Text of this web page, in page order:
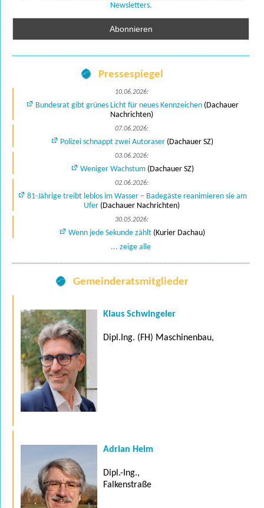
Newsletters.
Pressespiegel
10.06.2026:
Bundesrat gibt grünes Licht für neues Kennzeichen(Dachauer
Nachrichten)
07.06.2026:
Polizei schnappt zwei Autoraser (Dachauer SZ)
03.06.2026:
Weniger Wachstum(Dachauer SZ)
02.06.2026:
81-Jährige treibt leblos im Wasser – Badegäste reanimieren sie am
Ufer(Dachauer Nachrichten)
30.05.2026:
Wenn jede Sekunde zählt (Kurier Dachau)
... zeige alle
Gemeinderatsmitglieder
Klaus Schwingeler
Dipl.Ing. (FH) Maschinenbau,
Adrian Heim
Dipl.-Ing.,
Falkenstraße